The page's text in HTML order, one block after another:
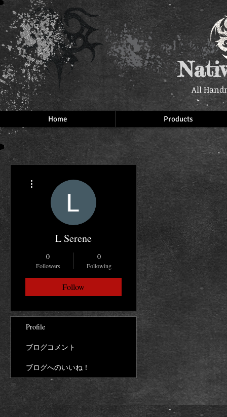
All
Home Products
L Serene
0
Followers
0
Following
Follow
Profile
ブログコメント
ブログへのいいね！